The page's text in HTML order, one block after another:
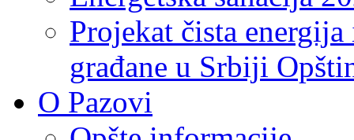
Projekat čista
građane u Srbiji
O Pazovi